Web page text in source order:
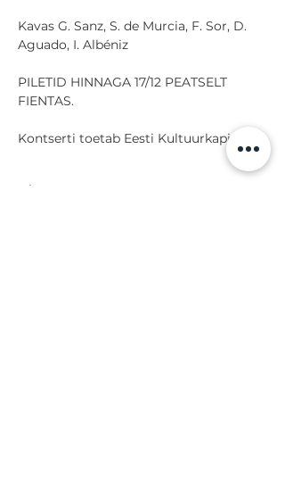
Kavas G. Sanz, S. de Murcia, F. Sor, D.
Aguado, I. Albéniz
PILETID HINNAGA 17/12 PEATSELT
FIENTAS.
Kontserti toetab Eesti Kultuurkapital.